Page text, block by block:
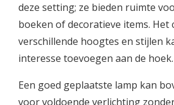
deze setting; ze bieden ruimte
boeken of decoratieve items. Het
verschillende hoogtes en stijlen
interesse toevoegen aan de hoek.
Een goed geplaatste lamp kan
voor voldoende verlichting